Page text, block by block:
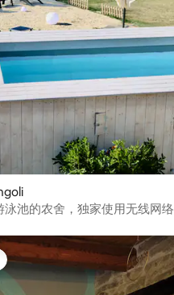
泳池的农舍，独家使用无线网络